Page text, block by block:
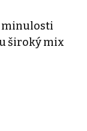
minulosti
široký mix